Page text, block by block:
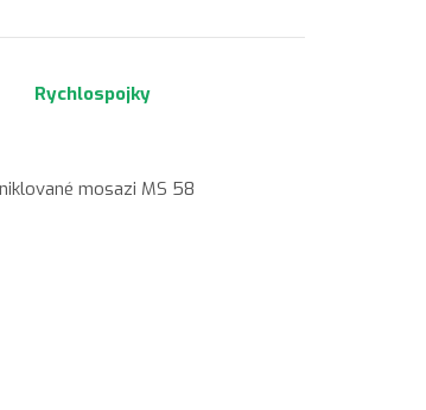
mosazi MS 58